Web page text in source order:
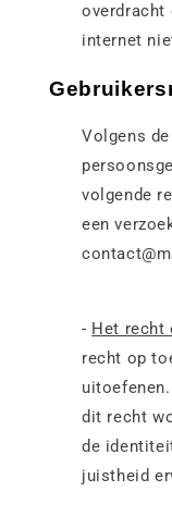
overdracht
internet
Volgens
volgende
een
- Het recht
recht op
dit recht
de
juistheid